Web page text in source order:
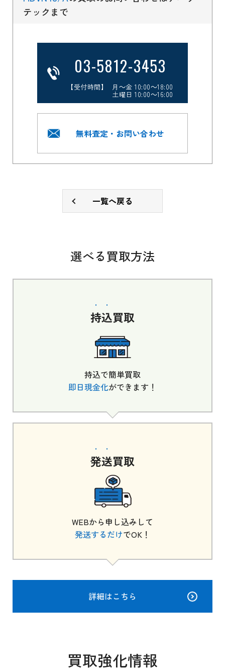
テックまで
03-5812-3453
【受付時間】 月～金 10:00～18:00
土曜日 10:00～16:00
無料査定・お問い合わせ
一覧へ戻る
選べる買取方法
持込買取
持込で簡単買取
即日現金化ができます！
発送買取
WEBから申し込みして
発送するだけでOK！
詳細はこちら
買取強化情報